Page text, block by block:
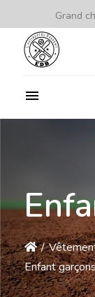
Grand
/
Enfant